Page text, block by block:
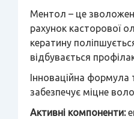
Ментол – це
рахунок касторової
кератину
відбувається
Інноваційна формула
забезпечує міцне
Активні компоненти: